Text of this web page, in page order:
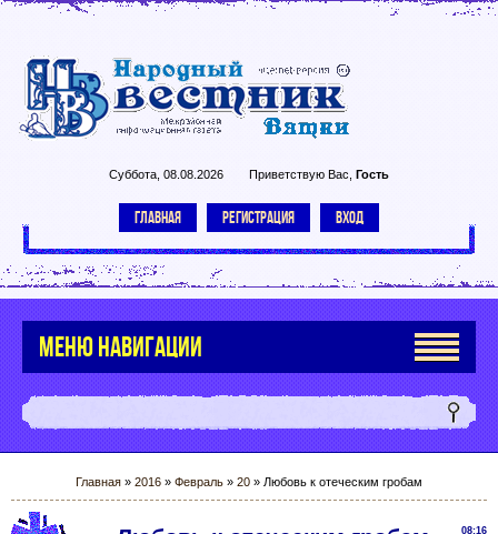
Суббота, 08.08.2026 Приветствую Вас Гость
ГЛАВНАЯ РЕГИСТРАЦИЯ ВХОД
МЕНЮ НАВИГАЦИИ
Главная » 2016 » Февраль » 20 » Любовь к отеческим гробам
08:16